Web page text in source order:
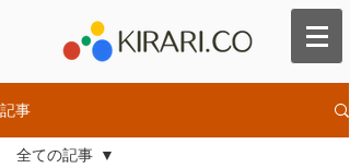
記事
全ての記事